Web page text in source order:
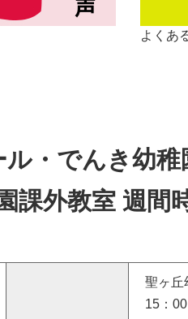
よくあ
・でんき幼稚
課外教室 週間
聖ヶ丘
15：